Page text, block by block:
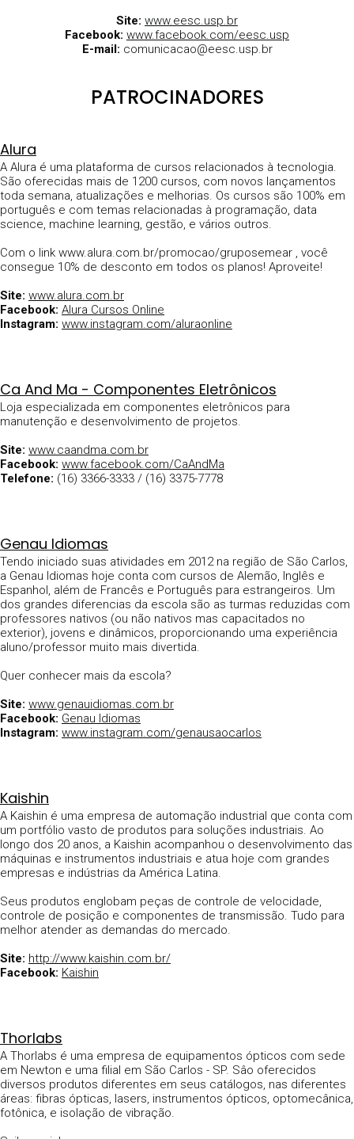
Site: www.eesc.usp.br
Facebook: www.facebook.com/eesc.usp
E-mail: comunicacao@eesc.usp.br
PATROCINADORES
Alura
A Alura é uma plataforma de cursos relacionados à tecnologia.
São oferecidas mais de 1200 cursos, com novos lançamentos
toda semana, atualizações e melhorias. Os cursos são 100% em
português e com temas relacionadas à programação, data
science, machine learning, gestão, e vários outros.
Com o link www.alura.com.br/promocao/gruposemear , você
consegue 10% de desconto em todos os planos! Aproveite!
Site: www.alura.com.br
Facebook: Alura Cursos Online
Instagram: www.instagram.com/aluraonline
Ca And Ma - Componentes Eletrônicos
Loja especializada em componentes eletrônicos para
manutenção e desenvolvimento de projetos.
Site: www.caandma.com.br
Facebook: www.facebook.com/CaAndMa
Telefone: (16) 3366-3333 / (16) 3375-7778
Genau Idiomas
Tendo iniciado suas atividades em 2012 na região de São Carlos,
a Genau Idiomas hoje conta com cursos de Alemão, Inglês e
Espanhol, além de Francês e Português para estrangeiros. Um
dos grandes diferencias da escola são as turmas reduzidas com
professores nativos (ou não nativos mas capacitados no
exterior), jovens e dinâmicos, proporcionando uma experiência
aluno/professor muito mais divertida.
Quer conhecer mais da escola?
Site: www.genauidiomas.com.br
Facebook: Genau Idiomas
Instagram: www.instagram.com/genausaocarlos
Kaishin
A Kaishin é uma empresa de automação industrial que conta com
um portfólio vasto de produtos para soluções industriais. Ao
longo dos 20 anos, a Kaishin acompanhou o desenvolvimento das
máquinas e instrumentos industriais e atua hoje com grandes
empresas e indústrias da América Latina.
Seus produtos englobam peças de controle de velocidade,
controle de posição e componentes de transmissão. Tudo para
melhor atender as demandas do mercado.
Site: http://www.kaishin.com.br/
Facebook: Kaishin
Thorlabs
A Thorlabs é uma empresa de equipamentos ópticos com sede
em Newton e uma filial em São Carlos - SP. Sâo oferecidos
diversos produtos diferentes em seus catálogos, nas diferentes
áreas: fibras ópticas, lasers, instrumentos ópticos, optomecânica,
fotônica, e isolação de vibração.